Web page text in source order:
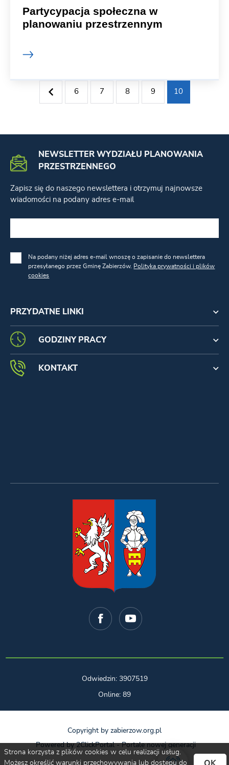
Partycypacja społeczna w
planowaniu przestrzennym
6 7 8 9 10
PRZYDATNE LINKI
NEWSLETTER WYDZIAŁU PLANOWANIA
PRZESTRZENNEGO
Zapisz się do naszego newslettera i otrzymuj najnowsze
wiadomości na podany adres e-mail
Na podany niżej adres e-mail wnoszę o zapisanie do newslettera
przesyłanego przez Gminę Zabierzów. Polityka prywatności i plików
cookies
GODZINY PRACY
KONTAKT
Odwiedzin: 3907519
Online: 89
Copyright by zabierzow.org.pl
Powered by2ClickPortal- Portale nowej generacji
Strona korzysta z plików cookies w celu realizacji usług.
Możesz określić warunki przechowywania lub dostępu do
OK